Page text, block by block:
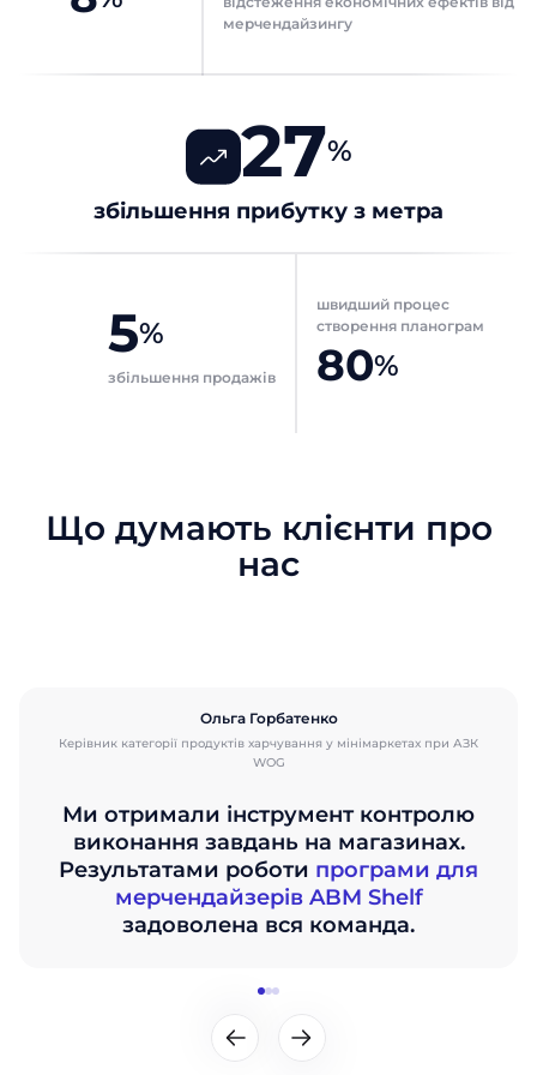
Відправити
мерчендайзингу
27%
збільшення прибутку з метра
5%
збільшення продажів
швидший процес
створення планограм
80%
Що думають клієнти про
нас
Ольга Горбатенко
Керівник категорії продуктів харчування у мінімаркетах при АЗК
WOG
Ми отримали інструмент контролю
виконання завдань на магазинах.
Результатами роботи програми для
мерчендайзерів ABM Shelf
задоволена вся команда.
Відправити